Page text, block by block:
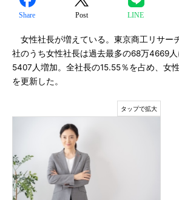
Share Post LINE
女性社長が増えている。東京商工リサー
社のうち女性社長は過去最多の68万4669
5407人増加。全社長の15.55％を占め、女
を更新した。